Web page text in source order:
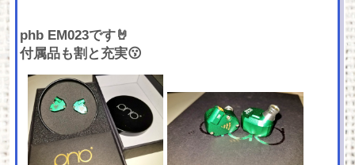
phb EM023です🤘
付属品も割と充実😗